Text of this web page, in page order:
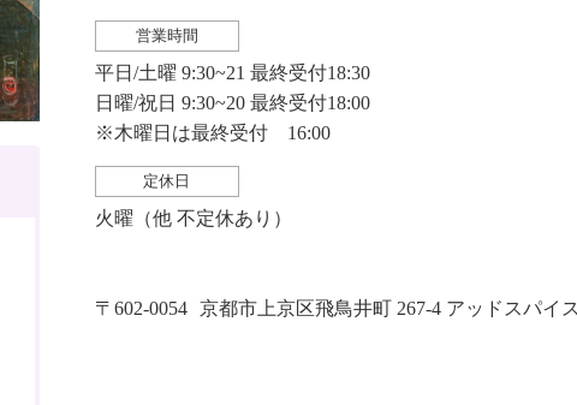
営業時間
平日/土曜 9:30~21 最終受付18:30
日曜/祝日 9:30~20 最終受付18:00
※木曜日は最終受付 16:00
定休日
火曜（他 不定休あり）
〒602-0054 京都市上京区飛鳥井町 267-4 アッドスパイ